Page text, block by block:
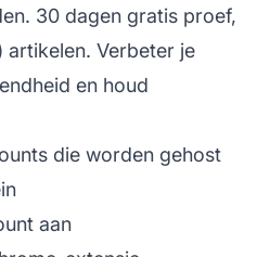
30 dagen gratis proef,
artikelen. Verbeter je
en houd
die worden gehost
aan